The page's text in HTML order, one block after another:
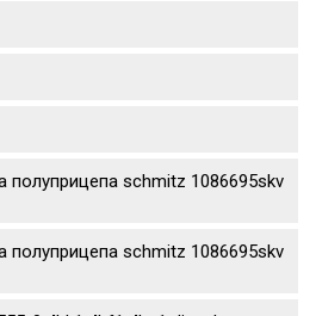
полуприцепа schmitz 1086695skv
полуприцепа schmitz 1086695skv